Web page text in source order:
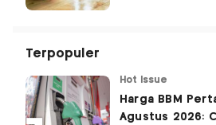
Terpopuler
Hot Issue
Harga BBM
Agustus 2026: